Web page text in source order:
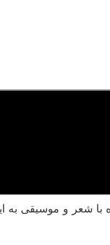
با شعر و موسیقی به